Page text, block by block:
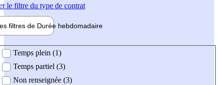
le filtre du type de contrat
filtres de Durée hebdomadaire
Temps plein (1)
Temps partiel (3)
Non renseignée (3)